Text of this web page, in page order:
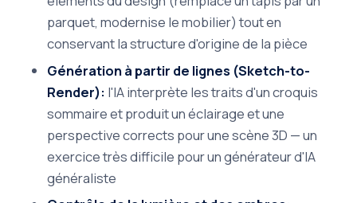
parquet, modernise le mobilier) tout en
conservant la structure d'origine de la pièce
Génération à partir de lignes (Sketch-to-
Render): l'IA interprète les traits d'un croquis
sommaire et produit un éclairage et une
perspective corrects pour une scène 3D — un
exercice très difficile pour un générateur d'IA
généraliste